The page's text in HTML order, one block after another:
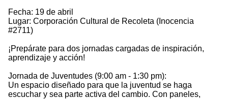
Fecha: 19 de abril
Lugar: Corporación Cultural de Recoleta (Inocencia
#2711)
¡Prepárate para dos jornadas cargadas de inspiración,
aprendizaje y acción!
Jornada de Juventudes (9:00 am - 1:30 pm):
Un espacio diseñado para que la juventud se haga
escuchar y sea parte activa del cambio. Con paneles,